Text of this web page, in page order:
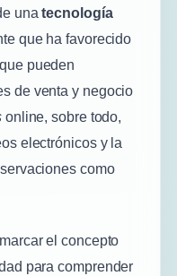
unatecnología
que ha favorecido
pueden
de venta y negocio
online, sobre todo,
electrónicos y la
como
el concepto
para comprender